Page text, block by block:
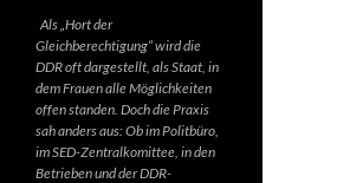
Als „Hort der
Gleichberechtigung“ wird die
DDR oft dargestellt, als Staat, in
dem Frauen alle Möglichkeiten
offen standen. Doch die Praxis
sah anders aus: Ob im Politbüro,
im SED-Zentralkomittee, in den
Betrieben und der DDR-